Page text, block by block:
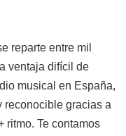
reparte entre mil
ventaja difícil de
musical en España,
reconocible gracias a
ritmo. Te contamos